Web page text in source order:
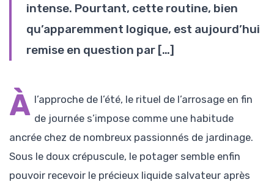
intense. Pourtant, cette routine, bien
qu’apparemment logique, est aujourd’hui
remise en question par […]
À l’approche de l’été, le rituel de l’arrosage en fin
de journée s’impose comme une habitude
ancrée chez de nombreux passionnés de jardinage.
Sous le doux crépuscule, le potager semble enfin
pouvoir recevoir le précieux liquide salvateur après